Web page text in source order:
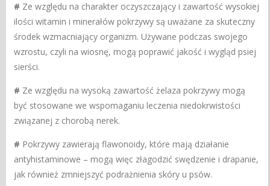
# Ze względu na charakter oczyszczający i zawartość wysokiej
ilości witamin i minerałów pokrzywy są uważane za skuteczny
środek wzmacniający organizm. Używane podczas swojego
wzrostu, czyli na wiosnę, mogą poprawić jakość i wygląd psiej
sierści.
# Ze względu na wysoką zawartość żelaza pokrzywy mogą
być stosowane we wspomaganiu leczenia niedokrwistości
związanej z chorobą nerek.
# Pokrzywy zawierają flawonoidy, które mają działanie
antyhistaminowe – mogą więc złagodzić swędzenie i drapanie,
jak również zmniejszyć podrażnienia skóry u psów.